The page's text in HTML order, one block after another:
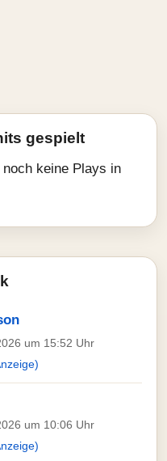
gespielt
keine Plays in
um 15:52 Uhr
um 10:06 Uhr